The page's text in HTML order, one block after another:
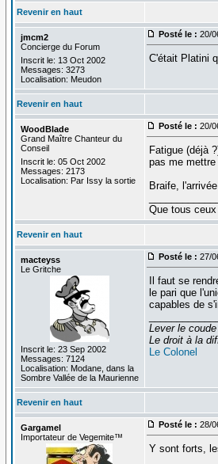
Revenir en haut
jmcm2
Concierge du Forum
Inscrit le: 13 Oct 2002
Messages: 3273
Localisation: Meudon
Posté le : 20/
C'était Platini
Revenir en haut
WoodBlade
Grand Maître Chanteur du
Conseil
Inscrit le: 05 Oct 2002
Messages: 2173
Localisation: Par Issy la sortie
Posté le : 20/
Fatigue (déjà
pas me
Braife,
Que tous
Revenir en haut
macteyss
Le Gritche
Inscrit le: 23 Sep 2002
Messages: 7124
Localisation: Modane, dans la
Sombre Vallée de la Maurienne
Posté le : 27/
Il faut se
le pari que
capables de
Lever le
Le droit à la
Le Colonel
Revenir en haut
Gargamel
Importateur de Vegemite™
Posté le : 28/
Y sont forts,